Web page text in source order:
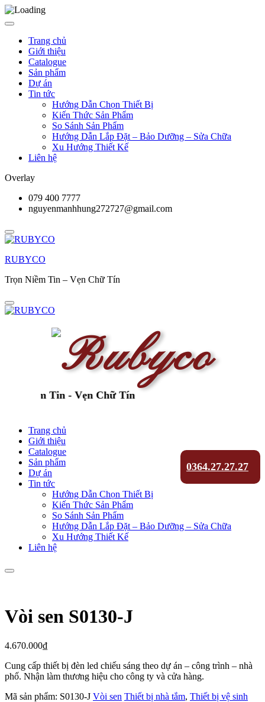
Trang chủ
Giới thiệu
Catalogue
Sản phẩm
Dự án
Tin tức
Hướng Dẫn Chọn Thiết Bị
Kiến Thức Sản Phẩm
So Sánh Sản Phẩm
Hướng Dẫn Lắp Đặt – Bảo Dưỡng – Sửa Chữa
Xu Hướng Thiết Kế
Liên hệ
Overlay
079 400 7777
nguyenmanhhung272727@gmail.com
RUBYCO
Trọn Niềm Tin – Vẹn Chữ Tín
Niềm Tin - Vẹn Chữ Tín
0364.27.27.27
Trang chủ
Giới thiệu
Catalogue
Sản phẩm
Dự án
Tin tức
Hướng Dẫn Chọn Thiết Bị
Kiến Thức Sản Phẩm
So Sánh Sản Phẩm
Hướng Dẫn Lắp Đặt – Bảo Dưỡng – Sửa Chữa
Xu Hướng Thiết Kế
Liên hệ
Vòi sen S0130-J
4.670.000₫
Cung cấp thiết bị đèn led chiếu sáng theo dự án – công trình – nhà
phố. Nhận làm thương hiệu cho công ty và cửa hàng.
Mã sản phẩm: S0130-J Vòi sen Thiết bị nhà tắm, Thiết bị vệ sinh